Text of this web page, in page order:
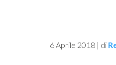
6 Aprile 2018 | di